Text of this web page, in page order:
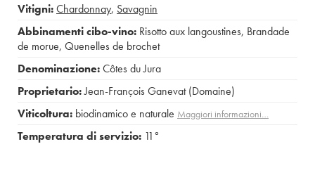
Vitigni:Chardonnay, Savagnin
Abbinamenti cibo-vino: Risotto aux langoustines, Brandade
de morue, Quenelles de brochet
Denominazione:Côtes du Jura
Proprietario:Jean-François Ganevat (Domaine)
Viticoltura: biodinamico e naturale Maggiori informazioni…
Temperatura di servizio: 11°